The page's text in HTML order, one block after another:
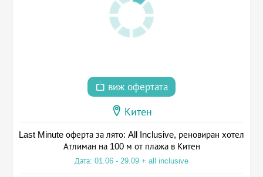
виж офертата
Китен
Last Minute оферта за лято: All Inclusive, реновиран хотел
Атлиман на 100 м от плажа в Китен
Дата: 01.06 - 29.09 + all inclusive